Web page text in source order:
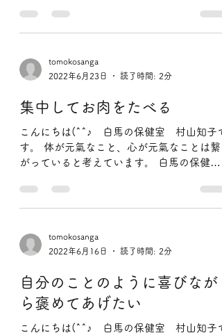
取り組む
こんにちは(^^♪ 白馬の保健室 村山知子で
がっていると考えています。 白馬の保健室
では体と心が元氣になること 気がついた
てしまう 「痛みの出ない体の動かし方」...
tomokosanga
2022年6月23日
読了時間: 2分
集中してお肉をたべる
こんにちは(^^♪ 白馬の保健室 村山知子で
がっていると考えています。 白馬の保健室
では体と心が元氣になること 気がついた
てしまう 「痛みの出ない体の動かし方」...
tomokosanga
2022年6月16日
読了時間: 2分